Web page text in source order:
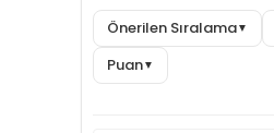
Önerilen Sıralama▼
Puan▼